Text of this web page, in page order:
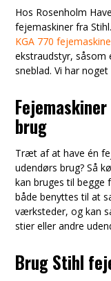
Hos Rosenholm
fejemaskiner fra
KGA 770
ekstraudstyr, såsom
sneblad. Vi har
brug
Træt af at have én
udendørs brug? Så
kan bruges til begge
både benyttes til at
værksteder, og kan
stier eller andre
Brug Stihl